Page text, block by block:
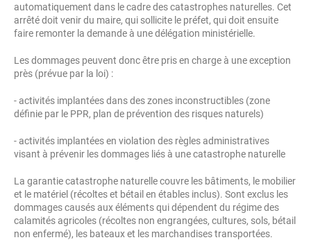
automatiquement dans le cadre des catastrophes naturelles. Cet
arrêté doit venir du maire, qui sollicite le préfet, qui doit ensuite
faire remonter la demande à une délégation ministérielle.
Les dommages peuvent donc être pris en charge à une exception
près (prévue par la loi) :
- activités implantées dans des zones inconstructibles (zone
définie par le PPR, plan de prévention des risques naturels)
- activités implantées en violation des règles administratives
visant à prévenir les dommages liés à une catastrophe naturelle
La garantie catastrophe naturelle couvre les bâtiments, le mobilier
et le matériel (récoltes et bétail en étables inclus). Sont exclus les
dommages causés aux éléments qui dépendent du régime des
calamités agricoles (récoltes non engrangées, cultures, sols, bétail
non enfermé), les bateaux et les marchandises transportées.